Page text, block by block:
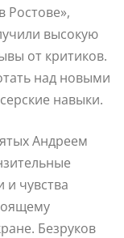
Ростове»,
высокую
от критиков.
над новыми
навыки.
Андреем
чувства
Безруков